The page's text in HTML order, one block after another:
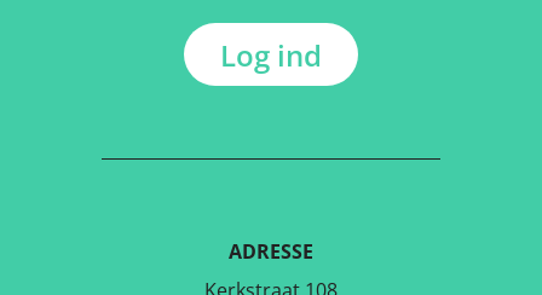
Log ind
ADRESSE